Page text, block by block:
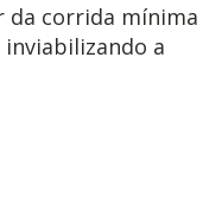
da corrida mínima
a